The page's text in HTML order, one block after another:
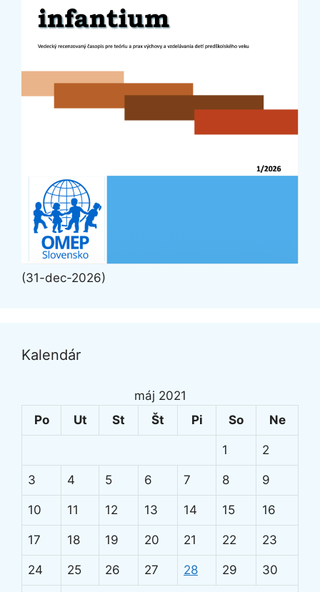
(31-dec-2026)
Kalendár
máj 2021
Po
Ut St Št Pi So Ne
1 2
3 4 5 6 7 8 9
10 11 12 13 14 15 16
17 18 19 20 21 22 23
24 25 26 27 28 29 30